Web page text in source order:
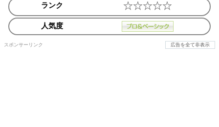
ランク
人気度
スポンサーリンク 広告を全て非表示